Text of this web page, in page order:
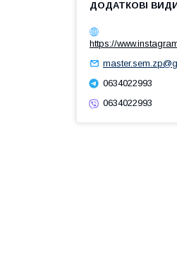
https://
0634022993
0634022993